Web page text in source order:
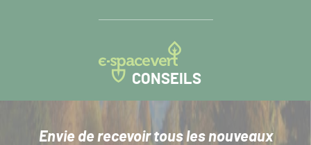
CONSEILS
Envie de recevoir tous les nouveaux